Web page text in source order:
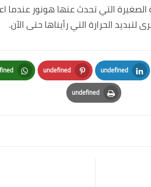
الصغيرة التي تحدث عنها هونور عندما
الحرارة التي رأيناها حتى الآن.
undefined
LinkedIn
undefined
Pinterest
undefined
Print